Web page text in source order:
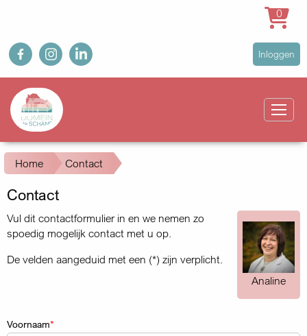
Overslaan
en
naar
inhoud
gaan
fb ig in
User
account
Inloggen
Main
navigation
0
Kruimelpad
Home Contact
Contact
Vul dit contactformulier in en we nemen zo
spoedig mogelijk contact met u op.
De velden aangeduid met een (*) zijn verplicht.
Analine
Naam
Voornaam